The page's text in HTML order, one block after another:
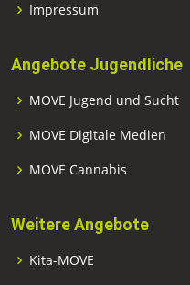
Impressum
Angebote Jugendliche
MOVE Jugend und Sucht
MOVE Digitale Medien
MOVE Cannabis
Weitere Angebote
Kita-MOVE